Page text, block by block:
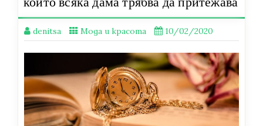
denitsa Мода и красота 10/02/2020